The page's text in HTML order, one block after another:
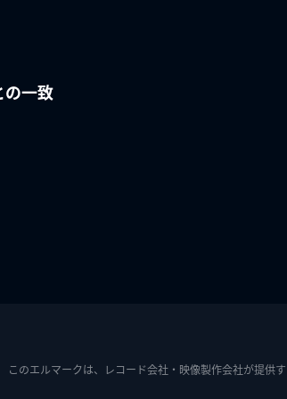
の一致
このエルマークは、レコード会社・映像製作会社が提供